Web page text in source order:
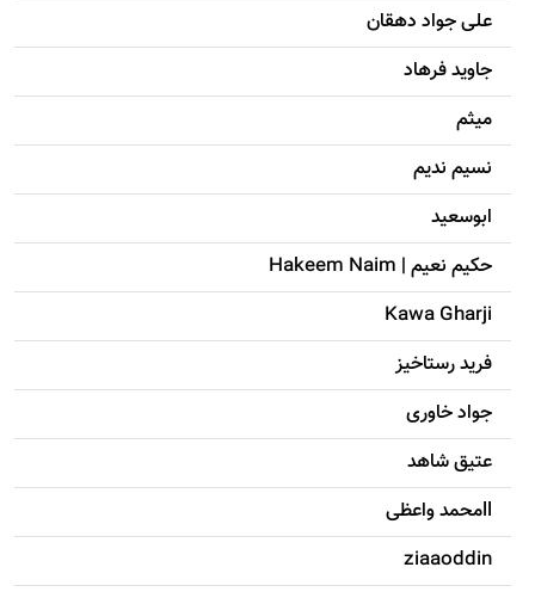
علی جواد دهقان
جاويد فرهاد
میثم
نسیم ندیم
ابوسعيد
حکيم نعيم | Hakeem Naim
Kawa Gharji
فرید رستاخیز
جواد خاوری
عتیق شاهد
llمحمد واعظی
ziaaoddin